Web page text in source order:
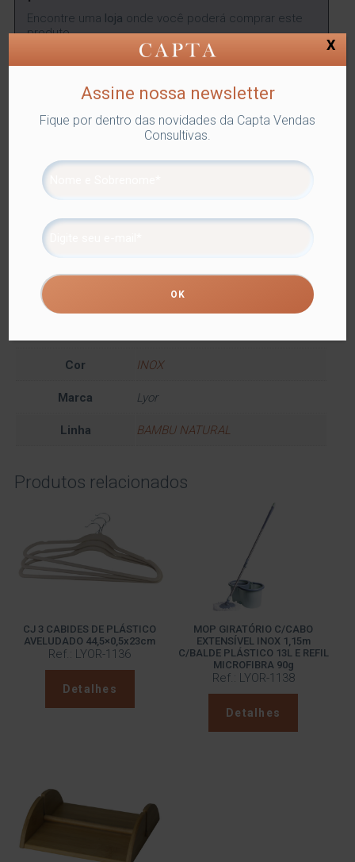
Encontre uma loja onde você poderá comprar este
produto.
ENCONTRAR
Categorias:COLHER SOBREMESA
FAQUEIROS
Informação adicional
Cor INOX
Marca Lyor
Linha BAMBU NATURAL
Produtos relacionados
CJ 3 CABIDES DE PLÁSTICO
AVELUDADO 44,5×0,5x23cm
Ref.: LYOR-1136
Detalhes
MOP GIRATÓRIO C/CABO
EXTENSÍVEL INOX 1,15m
C/BALDE PLÁSTICO 13L E REFIL
MICROFIBRA 90g
Ref.: LYOR-1138
Detalhes
Assine nossa newsletter
Fique por dentro das novidades da Capta Vendas
Consultivas.
X